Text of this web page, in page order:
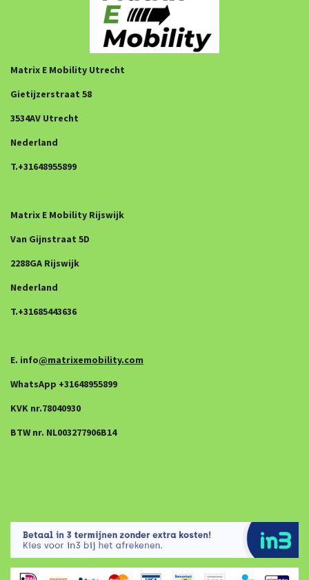
Matrix E Mobility Utrecht
Gietijzerstraat 58
3534AV Utrecht
Nederland
T.+31648955899
Matrix E Mobility Rijswijk
Van Gijnstraat 5D
2288GA Rijswijk
Nederland
T.+31685443636
E. info@matrixemobility.com
WhatsApp +31648955899
KVK nr.78040930
BTW nr. NL003277906B14